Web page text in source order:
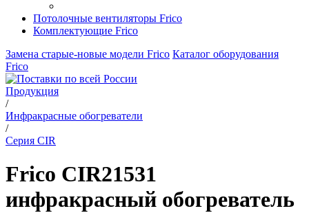
Потолочные вентиляторы Frico
Комплектующие Frico
Замена старые-новые модели Frico Каталог оборудования
Frico
Продукция
/
Инфракрасные обогреватели
/
Серия CIR
Frico CIR21531
инфракрасный обогреватель